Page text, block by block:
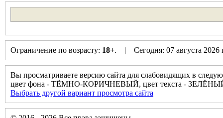
Ограничение по возрасту: 18+. | Сегодня: 07 августа
Вы просматриваете версию сайта для слабовидящих в
цвет фона - ТЁМНО-КОРИЧНЕВЫЙ, цвет текста -
Выбрать другой вариант просмотра сайта